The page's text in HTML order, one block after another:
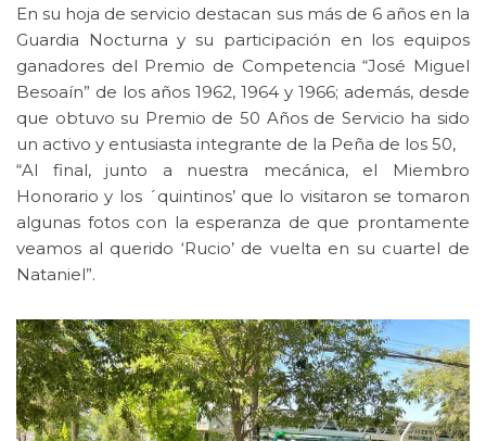
En su hoja de servicio destacan sus más de 6 años en la
Guardia Nocturna y su participación en los equipos
ganadores del Premio de Competencia “José Miguel
Besoaín” de los años 1962, 1964 y 1966; además, desde
que obtuvo su Premio de 50 Años de Servicio ha sido
un activo y entusiasta integrante de la Peña de los 50,
“Al final, junto a nuestra mecánica, el Miembro
Honorario y los ´quintinos’ que lo visitaron se tomaron
algunas fotos con la esperanza de que prontamente
veamos al querido ‘Rucio’ de vuelta en su cuartel de
Nataniel”.